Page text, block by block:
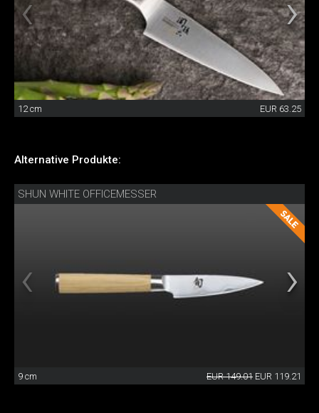
12 cm EUR 63.25
Alternative Produkte:
SHUN WHITE OFFICEMESSER
9 cm EUR 149.01 EUR 119.21